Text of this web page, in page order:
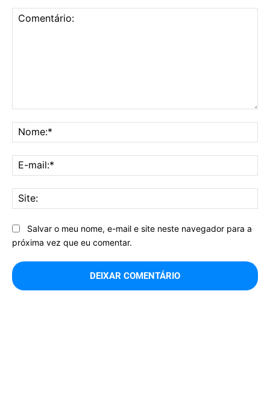
Salvar o meu nome, e-mail e site neste navegador para a
próxima vez que eu comentar.